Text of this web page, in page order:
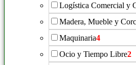
Logística Comercial y
Madera, Mueble y
Maquinaria4
Ocio y Tiempo Libre2